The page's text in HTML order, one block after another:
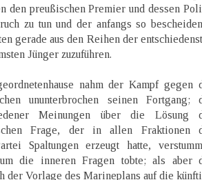
den preußischen Premier und dessen
zu tun und der anfangs so
gerade aus den Reihen der
Jünger zuzuführen.
nahm der Kampf gegen
ununterbrochen seinen Fortgang;
Meinungen über die Lösung
Frage, der in allen Fraktionen
Spaltungen erzeugt hatte,
die inneren Fragen tobte; als aber
Vorlage des Marineplans auf die